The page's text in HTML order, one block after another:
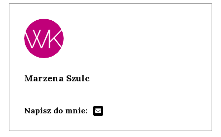
Marzena Szulc
Napisz do mnie: